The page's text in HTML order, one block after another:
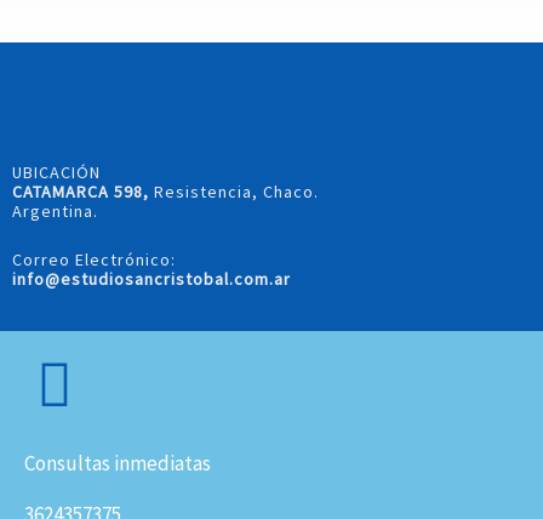
UBICACIÓN
CATAMARCA 598, Resistencia, Chaco.
Argentina.
Correo Electrónico:
info@estudiosancristobal.com.ar
Consultas inmediatas